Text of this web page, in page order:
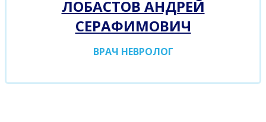
ЛОБАСТОВ АНДРЕЙ
СЕРАФИМОВИЧ
ВРАЧ НЕВРОЛОГ